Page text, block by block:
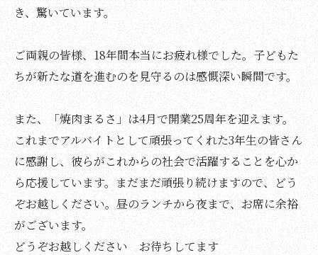
き、驚いています。
ご両親の皆様、18年間本当にお疲れ様でした。子どもた
ちが新たな道を進むのを見守るのは感慨深い瞬間です。
また、「焼肉まるさ」は4月で開業25周年を迎えます。
これまでアルバイトとして頑張ってくれた3年生の皆さん
に感謝し、彼らがこれからの社会で活躍することを心か
ら応援しています。まだまだ頑張り続けますので、どう
ぞお越しください。昼のランチから夜まで、お席に余裕
がございます。
どうぞお越しください お待ちしてます